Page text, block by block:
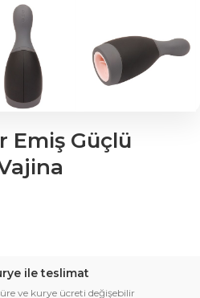
Emiş Güçlü
ile teslimat
ve kurye ücreti değişebilir